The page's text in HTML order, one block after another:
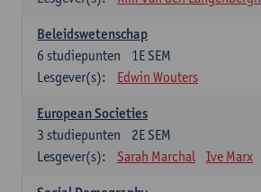
Beleidswetenschap
1E SEM
6 studiepunten
Lesgever(s):
Edwin Wouters
European Societies
2E SEM
3 studiepunten
Lesgever(s):
Sarah Marchal Ive Marx